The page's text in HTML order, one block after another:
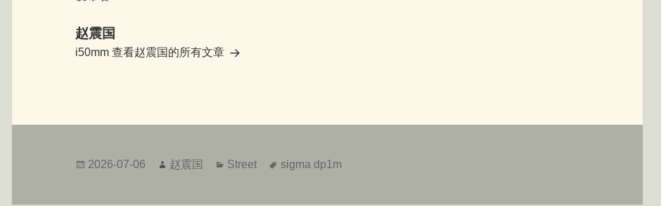
赵震国
i50mm 查看赵震国的所有文章
发
2026-07-06
作
赵震国
分
Street
标
sigma dp1m